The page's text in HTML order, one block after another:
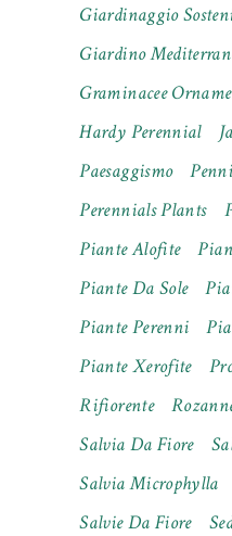
Giardinaggio
Giardino
Graminacee
Hardy Perennial
Paesaggismo
Perennials Plants
Piante Alofite
Piante Da Sole
Piante Perenni
Piante Xerofite
Rifiorente
Salvia Da Fiore
Salvia Microphylla
Salvie Da Fiore